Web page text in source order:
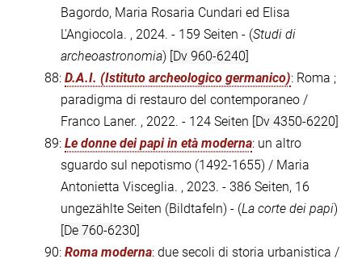
Bagordo, Maria Rosaria Cundari ed Elisa
L'Angiocola. , 2024. - 159 Seiten - (Studi di
archeoastronomia) [Dv 960-6240]
88: D.A.I. (Istituto archeologico germanico): Roma ;
paradigma di restauro del contemporaneo /
Franco Laner. , 2022. - 124 Seiten [Dv 4350-6220]
89: Le donne dei papi in età moderna: un altro
sguardo sul nepotismo (1492-1655) / Maria
Antonietta Visceglia. , 2023. - 386 Seiten, 16
ungezählte Seiten (Bildtafeln) - (La corte dei papi)
[De 760-6230]
90: Roma moderna: due secoli di storia urbanistica /